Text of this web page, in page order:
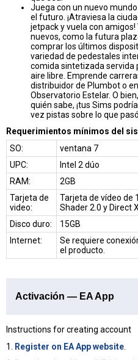
Juega con un nuevo
el futuro. ¡Atraviesa la
jetpack y vuela con
nuevos, como la futura
comprar los últimos
variedad de pedestales
comida sintetizada servida
aire libre. Emprende
distribuidor de Plumbot o
Observatorio Estelar. O
quién sabe, ¡tus Sims
vez pistas sobre lo que
Requerimientos mínimos del
SO:
ventana 7
UPC:
Intel 2 dúo
RAM:
2GB
Tarjeta de
video:
Tarjeta de vídeo de
Shader 2.0 y Direct
Disco duro:
15GB
Internet:
Se requiere
el producto.
Activación — EA App
Instructions for creating account
1. Register on EA App website